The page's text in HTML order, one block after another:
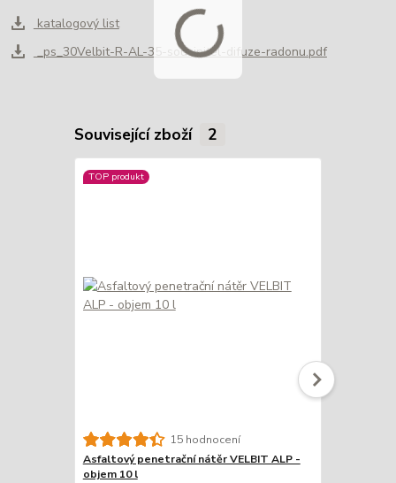
katalogový list
_ps_30Velbit-R-AL-35-soucinitel-difuze-radonu.pdf
Související zboží 2
TOP produkt
15 hodnocení
Asfaltový penetrační nátěr VELBIT ALP -
objem 10 l